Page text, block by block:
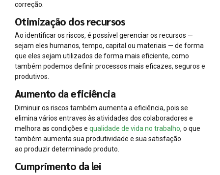
correção.
Otimização dos recursos
Ao identificar os riscos, é possível gerenciar os recursos —
sejam eles humanos, tempo, capital ou materiais — de forma
que eles sejam utilizados de forma mais eficiente, como
também podemos definir processos mais eficazes, seguros e
produtivos.
Aumento da eficiência
Diminuir os riscos também aumenta a eficiência, pois se
elimina vários entraves às atividades dos colaboradores e
melhora as condições e qualidade de vida no trabalho, o que
também aumenta sua produtividade e sua satisfação
ao produzir determinado produto.
Cumprimento da lei